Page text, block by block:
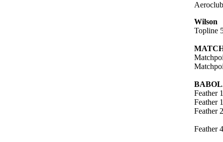
Wilson
Topline
Feather
Feather 1
Feather 2
Feather 4